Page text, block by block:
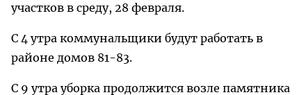
участков в среду, 28 февраля.
С 4 утра коммунальщики будут работать в
районе домов 81-83.
С 9 утра уборка продолжится возле памятника